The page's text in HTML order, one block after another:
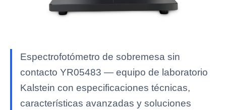
Espectrofotómetro de sobremesa sin
contacto YR05483 — equipo de laboratorio
Kalstein con especificaciones técnicas,
características avanzadas y soluciones